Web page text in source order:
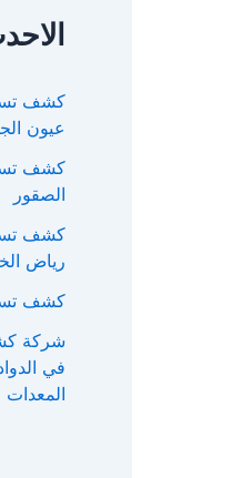
ث
ن
كشف
عيون
كشف
الصقور
كشف
رياض
كشف
شركة
في
المعدات